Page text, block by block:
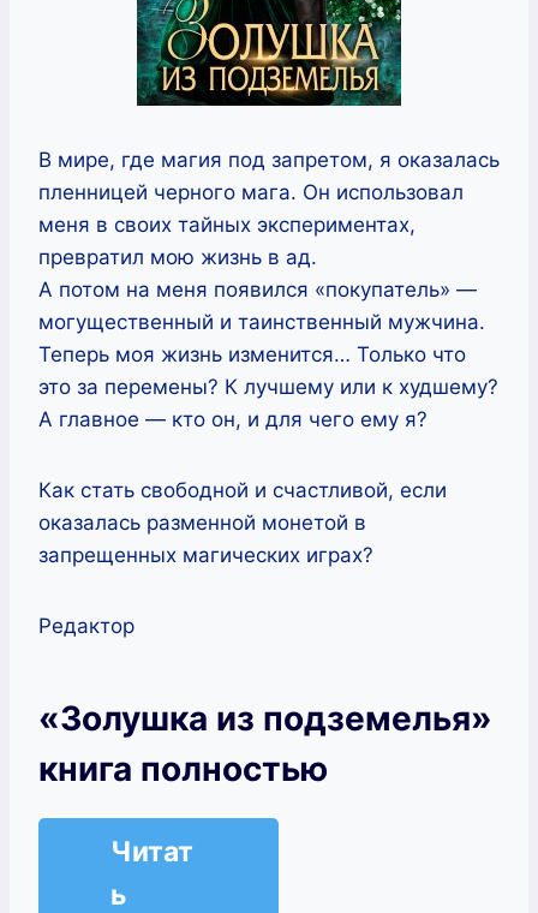
В мире, где магия под запретом, я оказалась
пленницей черного мага. Он использовал
меня в своих тайных экспериментах,
превратил мою жизнь в ад.
А потом на меня появился «покупатель» —
могущественный и таинственный мужчина.
Теперь моя жизнь изменится… Только что
это за перемены? К лучшему или к худшему?
А главное — кто он, и для чего ему я?
Как стать свободной и счастливой, если
оказалась разменной монетой в
запрещенных магических играх?
Редактор
«Золушка из подземелья»
книга полностью
Читат
ь